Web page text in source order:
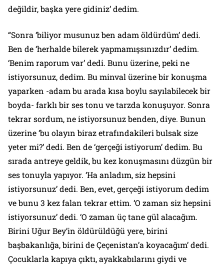
değildir, başka yere gidiniz’ dedim.
“Sonra ‘biliyor musunuz ben adam öldürdüm’ dedi.
Ben de ‘herhalde bilerek yapmamışsınızdır’ dedim.
‘Benim raporum var’ dedi. Bunu üzerine, peki ne
istiyorsunuz, dedim. Bu minval üzerine bir konuşma
yaparken -adam bu arada kısa boylu sayılabilecek bir
boyda- farklı bir ses tonu ve tarzda konuşuyor. Sonra
tekrar sordum, ne istiyorsunuz benden, diye. Bunun
üzerine ‘bu olayın biraz etrafındakileri bulsak size
yeter mi?’ dedi. Ben de ‘gerçeği istiyorum’ dedim. Bu
sırada antreye geldik, bu kez konuşmasını düzgün bir
ses tonuyla yapıyor. ‘Ha anladım, siz hepsini
istiyorsunuz’ dedi. Ben, evet, gerçeği istiyorum dedim
ve bunu 3 kez falan tekrar ettim. ‘O zaman siz hepsini
istiyorsunuz’ dedi. ‘O zaman üç tane gül alacağım.
Birini Uğur Bey’in öldürüldüğü yere, birini
başbakanlığa, birini de Çeçenistan’a koyacağım’ dedi.
Çocuklarla kapıya çıktı, ayakkabılarını giydi ve